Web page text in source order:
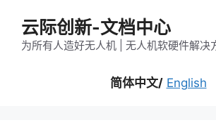
云际创新-文档中心
为所有人造好无人机 | 无人机软硬件解决
简体中文/ English